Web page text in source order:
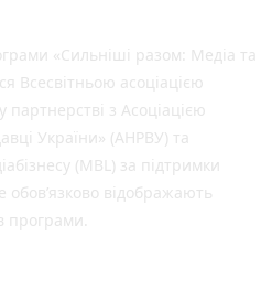
«Сильніші разом: Медіа та
Всесвітньою асоціацією
партнерстві з Асоціацією
України» (АНРВУ) та
(MBL) за підтримки
обов’язково відображають
програми.